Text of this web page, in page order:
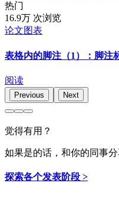
热门
16.9万 次浏览
论文图表
表格内的脚注（1）：脚注
阅读
Previous Next
觉得有用？
如果是的话，和你的同事
探索各个发表阶段 >